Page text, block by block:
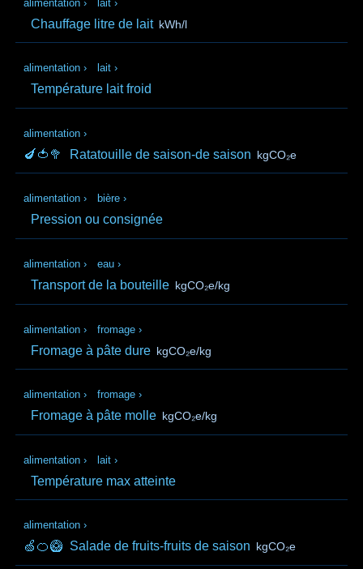
alimentation › lait ›
Chauffage litre de lait kWh/l
alimentation › lait ›
Température lait froid
alimentation ›
🍆🍅🥦 Ratatouille de saison-de saison kgCO₂e
alimentation › bière ›
Pression ou consignée
alimentation › eau ›
Transport de la bouteille kgCO₂e/kg
alimentation › fromage ›
Fromage à pâte dure kgCO₂e/kg
alimentation › fromage ›
Fromage à pâte molle kgCO₂e/kg
alimentation › lait ›
Température max atteinte
alimentation ›
🍏🍊🥝 Salade de fruits-fruits de saison kgCO₂e